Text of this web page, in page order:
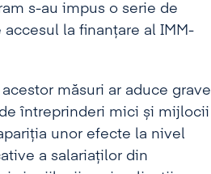
s-au impus o serie de
la finanțare al IMM-
măsuri ar aduce grave
întreprinderi mici și mijlocii
unor efecte la nivel
a salariaților din